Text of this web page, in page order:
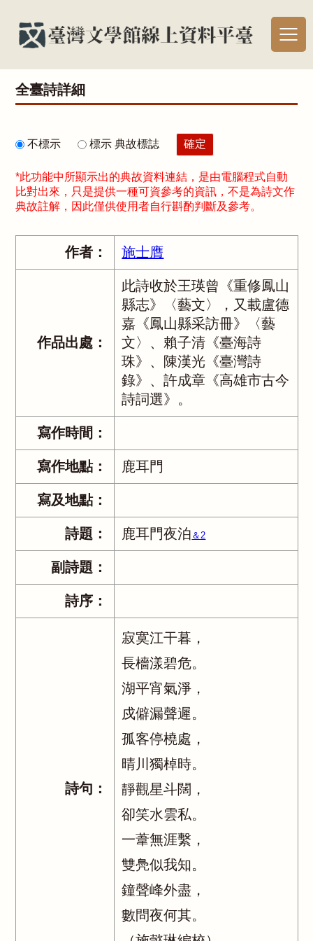
全臺詩詳細
不標示 標示 典故標誌
*此功能中所顯示出的典故資料連結，是由電腦程式自動
比對出來，只是提供一種可資參考的資訊，不是為詩文作
典故註解，因此僅供使用者自行斟酌判斷及參考。
作者： 施士膺
作品出處：
此詩收於王瑛曾《重修鳳山
縣志》〈藝文〉，又載盧德
嘉《鳳山縣采訪冊》〈藝
文〉、賴子清《臺海詩
珠》、陳漢光《臺灣詩
錄》、許成章《高雄市古今
詩詞選》。
寫作時間：
寫作地點： 鹿耳門
寫及地點：
詩題： 鹿耳門夜泊 ＆2
副詩題：
詩序：
詩句：
寂寞江干暮，
長檣漾碧危。
湖平宵氣淨，
戍僻漏聲遲。
孤客停橈處，
晴川獨棹時。
靜觀星斗闊，
卻笑水雲私。
一葦無涯繫，
雙鳧似我知。
鐘聲峰外盡，
數問夜何其。